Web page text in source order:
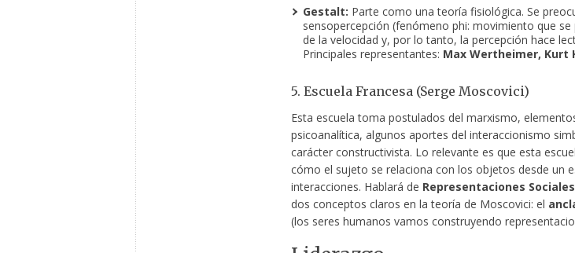
Gestalt: Parte como una teoría fisiológica. Se
sensopercepción (fenómeno phi: movimiento que
de la velocidad y, por lo tanto, la percepción hace
Principales representantes: Max Wertheimer, Kurt
5. Escuela Francesa (Serge Moscovici)
Esta escuela toma postulados del marxismo,
psicoanalítica, algunos aportes del interaccionismo
carácter constructivista. Lo relevante es que esta
cómo el sujeto se relaciona con los objetos desde un
interacciones. Hablará de Representaciones Sociales
dos conceptos claros en la teoría de Moscovici: el
(los seres humanos vamos construyendo